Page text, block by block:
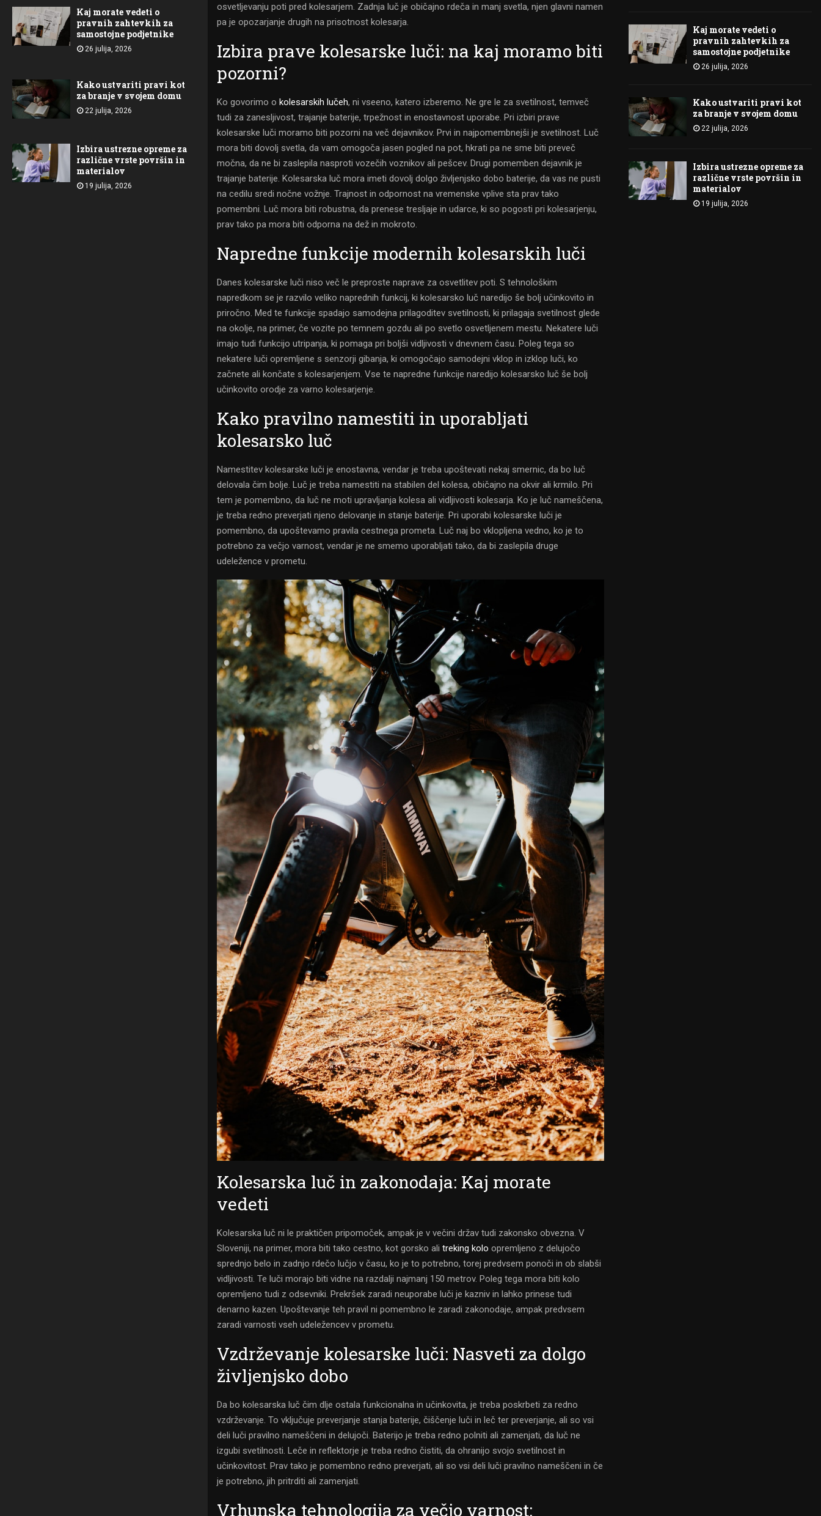
Kaj morate vedeti o
pravnih zahtevkih za
samostojne podjetnike
26 julija, 2026
Kako ustvariti pravi kot
za branje v svojem domu
22 julija, 2026
Izbira ustrezne opreme za
različne vrste površin in
materialov
19 julija, 2026
osvetljevanju poti pred kolesarjem. Zadnja luč je običajno rdeča in manj svetla, njen glavni namen
pa je opozarjanje drugih na prisotnost kolesarja.
Izbira prave kolesarske luči: na kaj moramo biti
pozorni?
Ko govorimo o kolesarskih lučeh, ni vseeno, katero izberemo. Ne gre le za svetilnost, temveč
tudi za zanesljivost, trajanje baterije, trpežnost in enostavnost uporabe. Pri izbiri prave
kolesarske luči moramo biti pozorni na več dejavnikov. Prvi in najpomembnejši je svetilnost. Luč
mora biti dovolj svetla, da vam omogoča jasen pogled na pot, hkrati pa ne sme biti preveč
močna, da ne bi zaslepila nasproti vozečih voznikov ali pešcev. Drugi pomemben dejavnik je
trajanje baterije. Kolesarska luč mora imeti dovolj dolgo življenjsko dobo baterije, da vas ne pusti
na cedilu sredi nočne vožnje. Trajnost in odpornost na vremenske vplive sta prav tako
pomembni. Luč mora biti robustna, da prenese tresljaje in udarce, ki so pogosti pri kolesarjenju,
prav tako pa mora biti odporna na dež in mokroto.
Napredne funkcije modernih kolesarskih luči
Danes kolesarske luči niso več le preproste naprave za osvetlitev poti. S tehnološkim
napredkom se je razvilo veliko naprednih funkcij, ki kolesarsko luč naredijo še bolj učinkovito in
priročno. Med te funkcije spadajo samodejna prilagoditev svetilnosti, ki prilagaja svetilnost glede
na okolje, na primer, če vozite po temnem gozdu ali po svetlo osvetljenem mestu. Nekatere luči
imajo tudi funkcijo utripanja, ki pomaga pri boljši vidljivosti v dnevnem času. Poleg tega so
nekatere luči opremljene s senzorji gibanja, ki omogočajo samodejni vklop in izklop luči, ko
začnete ali končate s kolesarjenjem. Vse te napredne funkcije naredijo kolesarsko luč še bolj
učinkovito orodje za varno kolesarjenje.
Kako pravilno namestiti in uporabljati
kolesarsko luč
Namestitev kolesarske luči je enostavna, vendar je treba upoštevati nekaj smernic, da bo luč
delovala čim bolje. Luč je treba namestiti na stabilen del kolesa, običajno na okvir ali krmilo. Pri
tem je pomembno, da luč ne moti upravljanja kolesa ali vidljivosti kolesarja. Ko je luč nameščena,
je treba redno preverjati njeno delovanje in stanje baterije. Pri uporabi kolesarske luči je
pomembno, da upoštevamo pravila cestnega prometa. Luč naj bo vklopljena vedno, ko je to
potrebno za večjo varnost, vendar je ne smemo uporabljati tako, da bi zaslepila druge
udeležence v prometu.
Kolesarska luč in zakonodaja: Kaj morate
vedeti
Kolesarska luč ni le praktičen pripomoček, ampak je v večini držav tudi zakonsko obvezna. V
Sloveniji, na primer, mora biti tako cestno, kot gorsko ali treking kolo opremljeno z delujočo
sprednjo belo in zadnjo rdečo lučjo v času, ko je to potrebno, torej predvsem ponoči in ob slabši
vidljivosti. Te luči morajo biti vidne na razdalji najmanj 150 metrov. Poleg tega mora biti kolo
opremljeno tudi z odsevniki. Prekršek zaradi neuporabe luči je kazniv in lahko prinese tudi
denarno kazen. Upoštevanje teh pravil ni pomembno le zaradi zakonodaje, ampak predvsem
zaradi varnosti vseh udeležencev v prometu.
Vzdrževanje kolesarske luči: Nasveti za dolgo
življenjsko dobo
Da bo kolesarska luč čim dlje ostala funkcionalna in učinkovita, je treba poskrbeti za redno
vzdrževanje. To vključuje preverjanje stanja baterije, čiščenje luči in leč ter preverjanje, ali so vsi
deli luči pravilno nameščeni in delujoči. Baterijo je treba redno polniti ali zamenjati, da luč ne
izgubi svetilnosti. Leče in reflektorje je treba redno čistiti, da ohranijo svojo svetilnost in
učinkovitost. Prav tako je pomembno redno preverjati, ali so vsi deli luči pravilno nameščeni in če
je potrebno, jih pritrditi ali zamenjati.
Vrhunska tehnologija za večjo varnost:
Kaj morate vedeti o
pravnih zahtevkih za
samostojne podjetnike
26 julija, 2026
Kako ustvariti pravi kot
za branje v svojem domu
22 julija, 2026
Izbira ustrezne opreme za
različne vrste površin in
materialov
19 julija, 2026